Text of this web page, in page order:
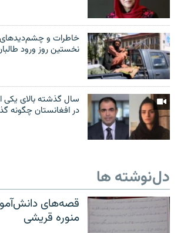
خاطرات و
نخستین روز ورود
سال گذشته بالای یکی
در افغانستان چگونه
دل‌نوشته ها
قصه‌های
منوره قریشی